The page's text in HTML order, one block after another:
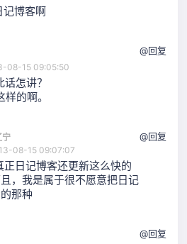
记博客啊
08-15 09:05:50
话怎讲？
的啊。
@回复
宁
08-15 09:07:07
正日记博客还更新这么快的
，我是属于很不愿意把日记
那种
@回复
@回复